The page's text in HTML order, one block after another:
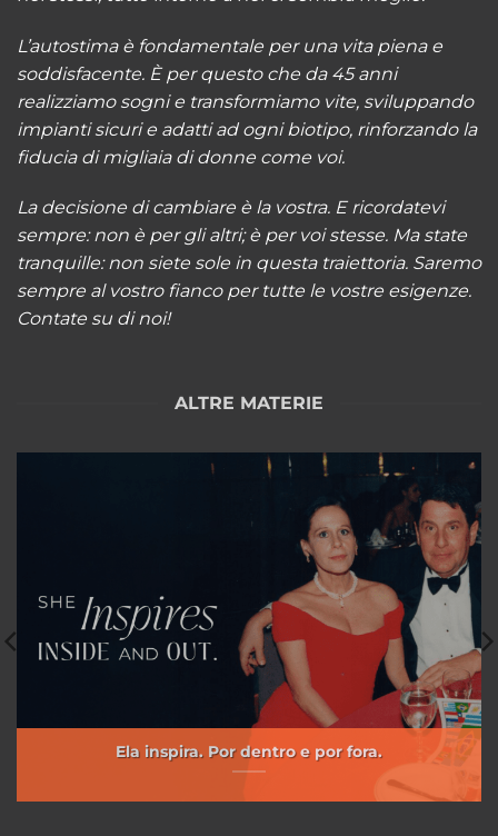
L’autostima è fondamentale per una vita piena e
soddisfacente. È per questo che da 45 anni
realizziamo sogni e transformiamo vite, sviluppando
impianti sicuri e adatti ad ogni biotipo, rinforzando la
fiducia di migliaia di donne come voi.
La decisione di cambiare è la vostra. E ricordatevi
sempre: non è per gli altri; è per voi stesse. Ma state
tranquille: non siete sole in questa traiettoria. Saremo
sempre al vostro fianco per tutte le vostre esigenze.
Contate su di noi!
ALTRE MATERIE
Ela inspira. Por dentro e por fora.